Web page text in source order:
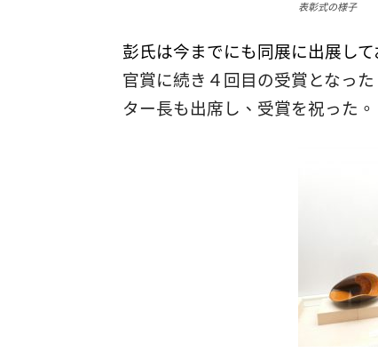
表彰式の様子
彭氏は今までにも同展に出展して
官賞に続き４回目の受賞となっ
ター長も出席し、受賞を祝った。